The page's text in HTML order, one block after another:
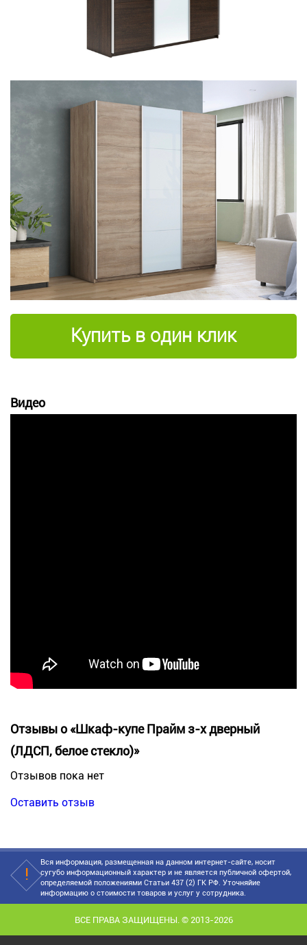
Купить в один клик
Видео
Отзывы о «Шкаф-купе Прайм з-х дверный
(ЛДСП, белое стекло)»
Отзывов пока нет
Оставить отзыв
Вся информация, размещенная на данном интернет-сайте, носит
сугубо информационный характер и не является публичной офертой,
определяемой положениями Статьи 437 (2) ГК РФ. Уточняйие
информацию о стоимости товаров и услуг у сотрудника.
ВСЕ ПРАВА ЗАЩИЩЕНЫ. © 2013-2026